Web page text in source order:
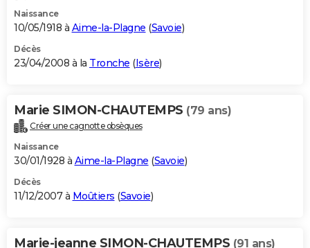
Naissance
10/05/1918 à Aime-la-Plagne (Savoie)
Décès
23/04/2008 à la Tronche (Isère)
Marie SIMON-CHAUTEMPS (79 ans)
Créer une cagnotte obsèques
Naissance
30/01/1928 à Aime-la-Plagne (Savoie)
Décès
11/12/2007 à Moûtiers (Savoie)
Marie-jeanne SIMON-CHAUTEMPS (91 ans)